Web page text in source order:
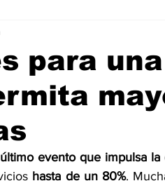
para una
evento que impulsa la
hasta de un 80%.